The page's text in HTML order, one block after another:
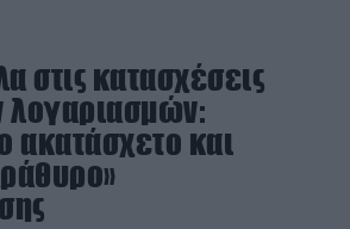
στις κατασχέσεις
λογαριασμών:
ακατάσχετο και